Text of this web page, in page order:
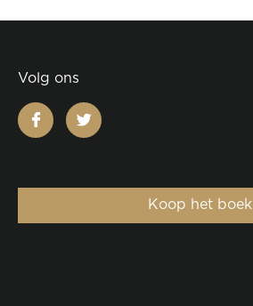
Volg ons
facebooktwitter
Koop het boek